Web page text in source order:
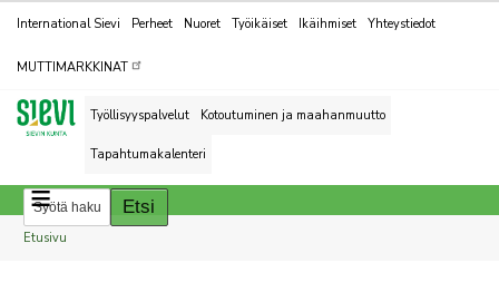
Kohderyhmät
International Sievi Perheet Nuoret Työikäiset Ikäihmiset Yhteystiedot
MUTTIMARKKINAT
Työllisyyspalvelut Kotoutuminen ja maahanmuutto
Tapahtumakalenteri
Breadcrumbs
You
Etusivu